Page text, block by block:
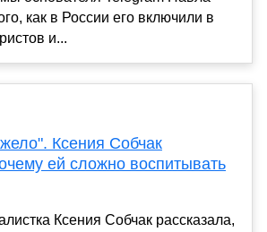
как в России его включили в
и...
Ксения Собчак
ей сложно воспитывать
Ксения Собчак рассказала,